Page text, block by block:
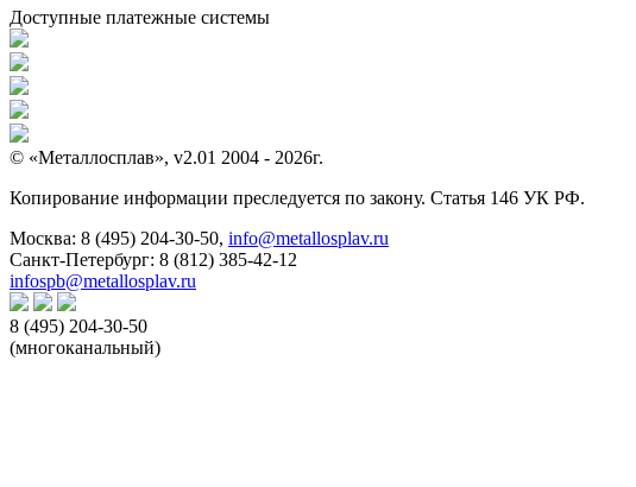
Доступные платежные системы
© «Металлосплав», v2.01 2004 - 2026г.
Копирование информации преследуется по закону. Статья 146 УК РФ.
Москва: 8 (495) 204-30-50, info@metallosplav.ru
Санкт-Петербург: 8 (812) 385-42-12
infospb@metallosplav.ru
8 (495) 204-30-50
(многоканальный)